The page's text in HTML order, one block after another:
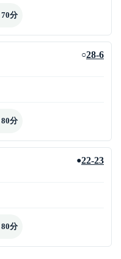
70分
○28-6
80分
●22-23
80分